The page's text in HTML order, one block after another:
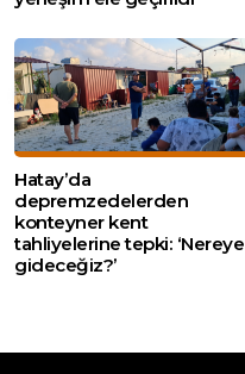
Hatay’da
depremzedelerden
konteyner kent
tahliyelerine tepki: ‘Nereye
gideceğiz?’